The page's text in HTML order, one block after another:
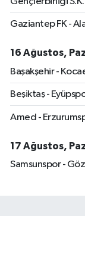
Gaziantep FK -
16 Ağustos,
Başakşehir -
Beşiktaş -
Amed -
17 Ağustos,
Samsunspor -